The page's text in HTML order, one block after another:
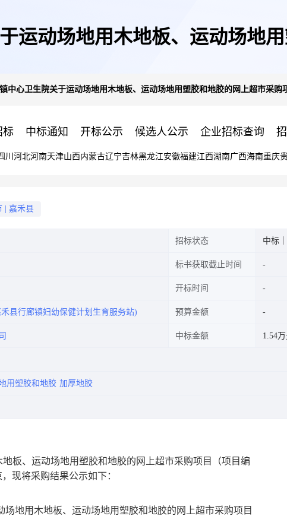
运动场地用木地板、运动场地
中心卫生院关于运动场地用木地板、运动场地用塑胶和地胶的网上超市采购
标 中标通知 开标公示 候选人公示 企业招标查询
川 河北河南天津山西内蒙古辽宁吉林黑龙江安徽福建江西湖南广西海南重庆
嘉禾县
招标状态 中标
标书获取截止时间
开标时间
县行廊镇妇幼保健计划生育服务站) 预算金额
中标金额 1.54
用塑胶和地胶 加厚地胶
板、运动场地用塑胶和地胶的网上超市采购项目
（项目编
现将采购结果公示如下：
场地用木地板、运动场地用塑胶和地胶的网上超市采购项目